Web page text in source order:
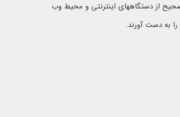
از دستگاههای اینترنتی و محیط وب
به دست آورند.